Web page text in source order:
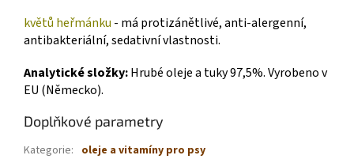
květů heřmánku - má protizánětlivé, anti-alergenní,
antibakteriální, sedativní vlastnosti.
Analytické složky:Hrubé oleje a tuky 97,5%. Vyrobeno v
EU (Německo).
Doplňkové parametry
Kategorie: oleje a vitamíny pro psy